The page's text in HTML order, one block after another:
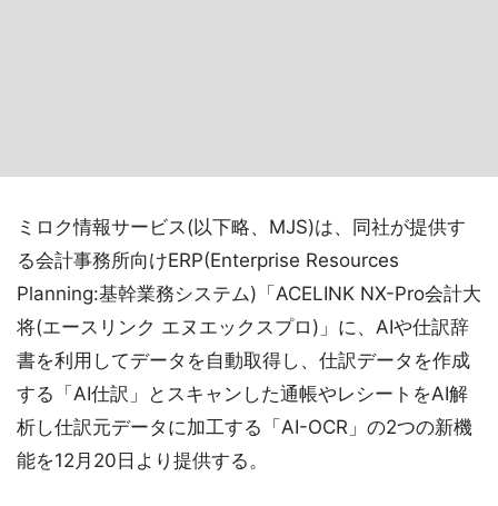
ミロク情報サービス(以下略、MJS)は、同社が提供す
る会計事務所向けERP(Enterprise Resources
Planning:基幹業務システム)「ACELINK NX-Pro会計大
将(エースリンク エヌエックスプロ)」に、AIや仕訳辞
書を利用してデータを自動取得し、仕訳データを作成
する「AI仕訳」とスキャンした通帳やレシートをAI解
析し仕訳元データに加工する「AI-OCR」の2つの新機
能を12月20日より提供する。